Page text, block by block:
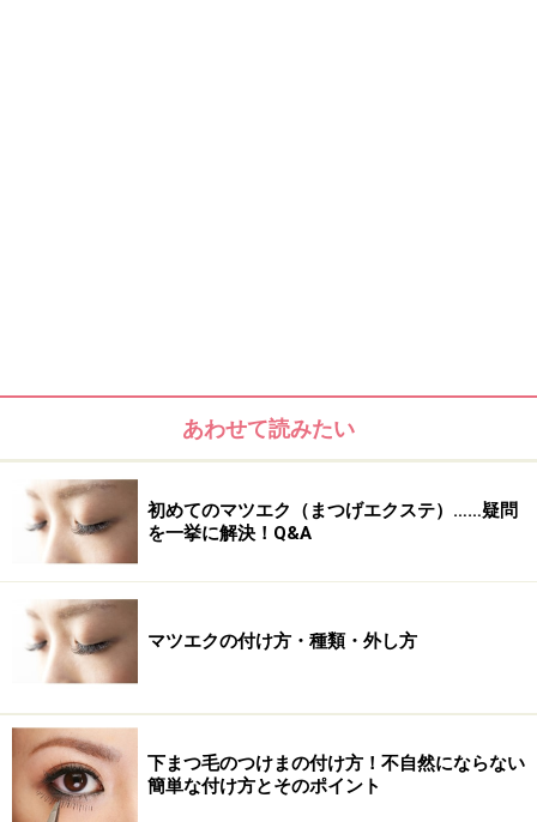
ない状態で、まぶた全体(外側の点線)まで触れていきま
あわせて読みたい
初めてのマツエク（まつげエクステ）……疑問
を一挙に解決！Q&A
マツエクの付け方・種類・外し方
下まつ毛のつけまの付け方！不自然にならない
簡単な付け方とそのポイント